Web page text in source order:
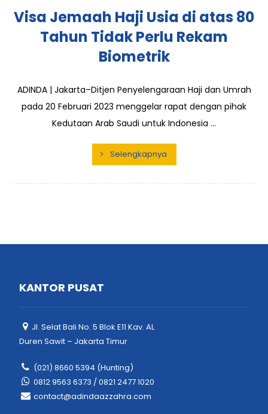
Visa Jemaah Haji Usia di atas 80
Tahun Tidak Perlu Rekam
Biometrik
ADINDA | Jakarta–Ditjen Penyelengaraan Haji dan Umrah
pada 20 Februari 2023 menggelar rapat dengan pihak
Kedutaan Arab Saudi untuk Indonesia ...
Selengkapnya
KANTOR PUSAT
Jl. Selat Bali No. 5 Blok E11 Kav. AL
Duren Sawit – Jakarta Timur
(021) 8660 5394 (Hunting)
0812 9563 6373 / 0821 2477 1020
contact@adindaazzahra.com